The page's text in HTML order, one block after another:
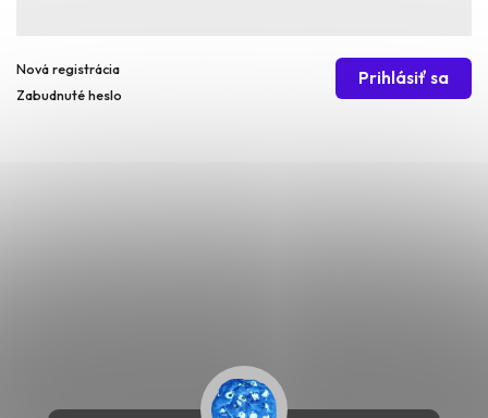
Prihlásiť sa
Nová registrácia
Zabudnuté heslo